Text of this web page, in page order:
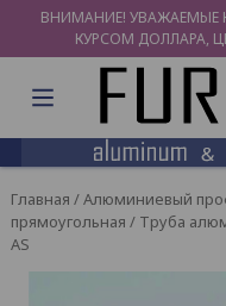
ВНИМАНИЕ! УВАЖАЕМЫЕ
КУРСОМ ДОЛЛАРА,
Главная /Алюминиевый
прямоугольная / Труба
AS